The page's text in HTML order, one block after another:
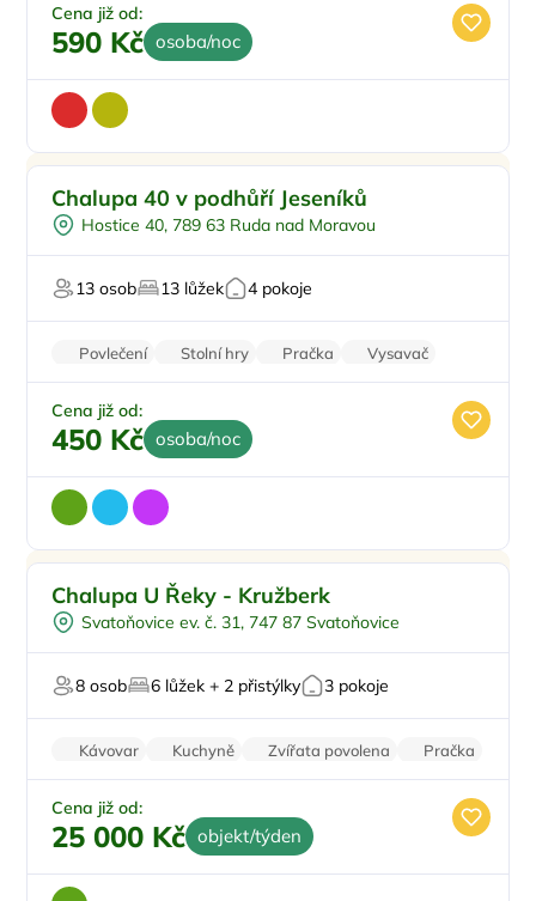
Cena již od:
590 Kč osoba/noc
Koupací sud
Vířivka
U vody
Chalupa 40 v podhůří Jeseníků
Hostice 40, 789 63 Ruda nad Moravou
13 osob 13 lůžek 4 pokoje
Povlečení Stolní hry Pračka
Vysavač
Parkování zdarma
Cena již od:
450 Kč osoba/noc
Pro rodiny s dětmi
Koupací sud
Sauna
U vody
Chalupa U Řeky - Kružberk
Svatoňovice ev. č. 31, 747 87 Svatoňovice
8 osob 6 lůžek + 2 přistýlky 3 pokoje
Kávovar Kuchyně Zvířata povolena
Pračka
Vysavač
Cena již od:
25 000 Kč objekt/týden